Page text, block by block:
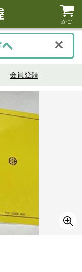
かご
会員登録